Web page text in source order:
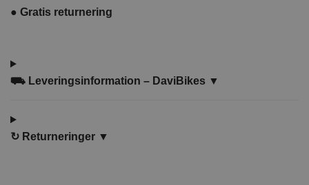
● Gratis returnering
⛟ Leveringsinformation – DaviBikes ▼
↻ Returneringer ▼